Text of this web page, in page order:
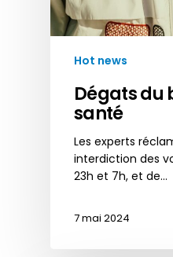
Hot news
Dégats du
santé
Les experts
interdiction des
23h et 7h, et de…
7 mai 2024